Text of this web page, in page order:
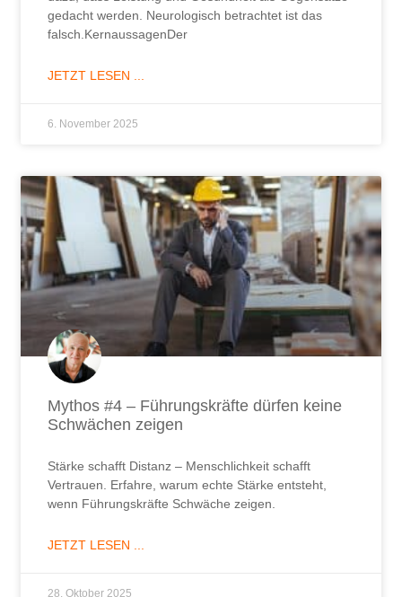
gedacht werden. Neurologisch betrachtet ist das
falsch.KernaussagenDer
JETZT LESEN ...
6. November 2025
Mythos #4 – Führungskräfte dürfen keine
Schwächen zeigen
Stärke schafft Distanz – Menschlichkeit schafft
Vertrauen. Erfahre, warum echte Stärke entsteht,
wenn Führungskräfte Schwäche zeigen.
JETZT LESEN ...
28. Oktober 2025